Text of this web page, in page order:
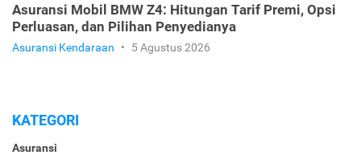
Asuransi Mobil BMW Z4: Hitungan Tarif Premi, Opsi
Perluasan, dan Pilihan Penyedianya
Asuransi Kendaraan • 5 Agustus 2026
KATEGORI
Asuransi